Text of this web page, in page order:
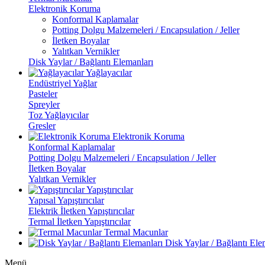
Elektronik Koruma
Konformal Kaplamalar
Potting Dolgu Malzemeleri / Encapsulation / Jeller
İletken Boyalar
Yalıtkan Vernikler
Disk Yaylar / Bağlantı Elemanları
Yağlayacılar
Endüstriyel Yağlar
Pasteler
Spreyler
Toz Yağlayıcılar
Gresler
Elektronik Koruma
Konformal Kaplamalar
Potting Dolgu Malzemeleri / Encapsulation / Jeller
İletken Boyalar
Yalıtkan Vernikler
Yapıştırıcılar
Yapısal Yapıştırıcılar
Elektrik İletken Yapıştırıcılar
Termal İletken Yapıştırıcılar
Termal Macunlar
Disk Yaylar / Bağlantı
Menü